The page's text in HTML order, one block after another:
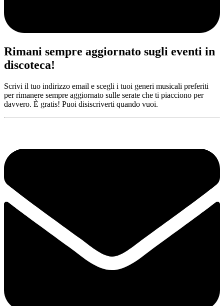
Rimani sempre aggiornato sugli eventi in
discoteca!
Scrivi il tuo indirizzo email e scegli i tuoi generi musicali preferiti
per rimanere sempre aggiornato sulle serate che ti piacciono per
davvero. È gratis! Puoi disiscriverti quando vuoi.